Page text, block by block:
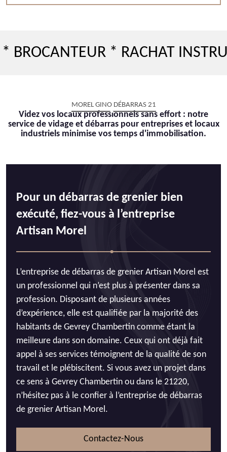
* RACHAT INSTRUMENT
MOREL GINO DÉBARRAS 21
Videz vos locaux professionnels sans effort : notre
service de vidage et débarras pour entreprises et locaux
industriels minimise vos temps d'immobilisation.
Pour un débarras de grenier bien
exécuté, fiez-vous à l’entreprise
Artisan Morel
L’entreprise de débarras de grenier Artisan Morel est
un professionnel qui n’est plus à présenter dans sa
profession. Disposant de plusieurs années
d’expérience, elle est qualifiée par la majorité des
habitants de Gevrey Chambertin comme étant la
meilleure dans son domaine. Ceux qui ont déjà fait
appel à ses services témoignent de la qualité de son
travail et le plébiscitent. Si vous avez un projet dans
ce sens à Gevrey Chambertin ou dans le 21220,
n’hésitez pas à le confier à l’entreprise de débarras
de grenier Artisan Morel.
Contactez-Nous